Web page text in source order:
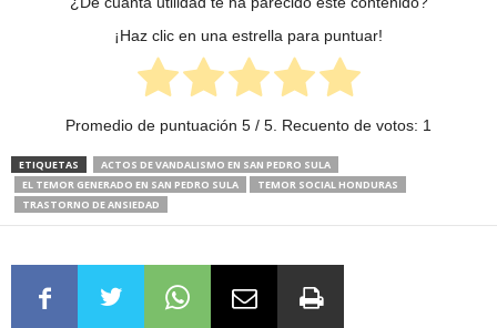
¡Haz clic en una estrella para puntuar!
Promedio de puntuación 5 / 5. Recuento de votos: 1
ETIQUETAS
ACTOS DE VANDALISMO EN SAN PEDRO SULA
EL TEMOR GENERADO EN SAN PEDRO SULA
TEMOR SOCIAL HONDURAS
TRASTORNO DE ANSIEDAD